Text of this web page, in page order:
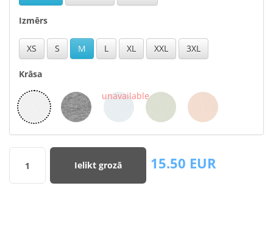
Izmērs
XS S M L XL XXL 3XL
Krāsa
1 Ielikt grozā 15.50 EUR